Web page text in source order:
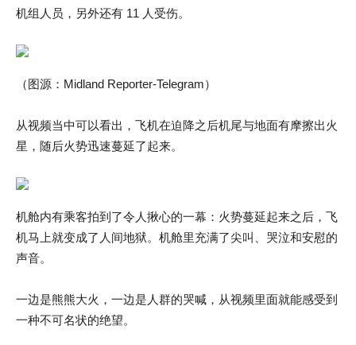
机组人员，另外还有 11 人受伤。
（图源：Midland Reporter-Telegram）
从视频当中可以看出，飞机在迫降之后机尾与地面有摩擦出火
星，随后火势迅速蔓延了起来。
机舱内有乘客拍到了令人揪心的一幕：火势蔓延起来之后，飞
机马上就变成了人间地狱。机舱里充满了尖叫、哭泣和安慰的
声音。
一边是熊熊大火，一边是人群的哭喊，从视频里面就能感受到
一种不可名状的绝望。